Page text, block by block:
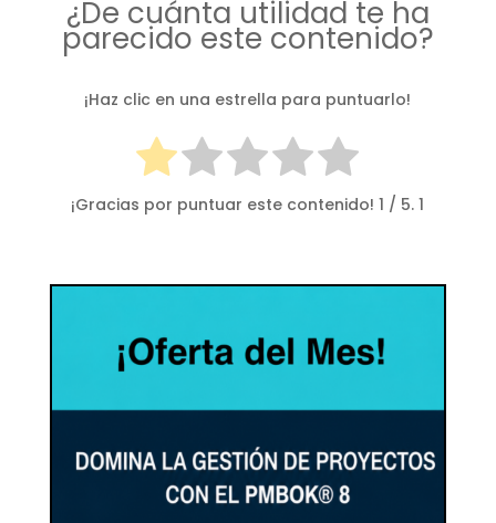
¿De cuánta utilidad te ha
parecido este contenido?
¡Haz clic en una estrella para puntuarlo!
¡Gracias por puntuar este contenido!1 / 5.1